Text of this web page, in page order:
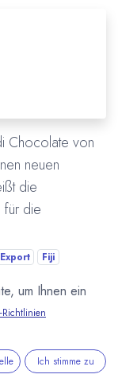
Chocolate von
neuen
die
für die
Export
Fiji
um Ihnen ein
Richtlinien
Ich stimme zu